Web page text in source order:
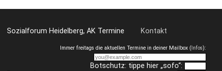
Sozialforum Heidelberg, AK Termine Kontakt
Immer freitags die aktuellen Termine in deiner Mailbox (Infos):
Botschutz: tippe hier „sofo“: